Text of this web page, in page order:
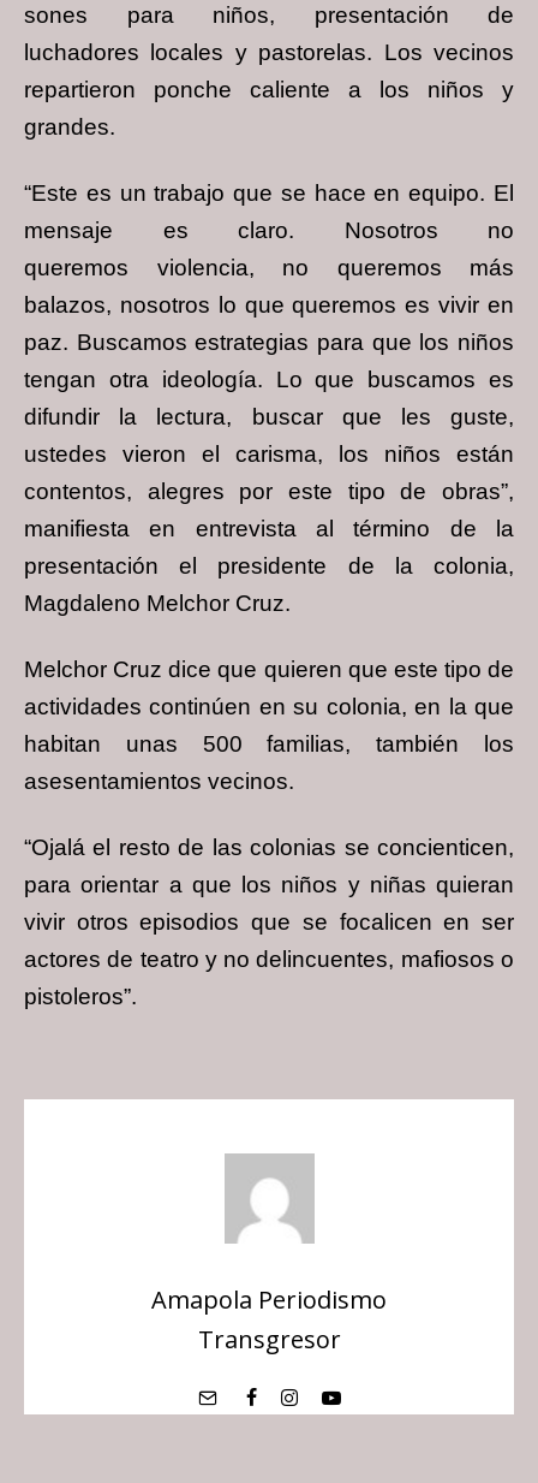
sones para niños, presentación de
luchadores locales y pastorelas. Los vecinos
repartieron ponche caliente a los niños y
grandes.
“Este es un trabajo que se hace en equipo. El
mensaje es claro. Nosotros no
queremos violencia, no queremos más
balazos, nosotros lo que queremos es vivir en
paz. Buscamosestrategias para que los niños
tengan otra ideología. Lo que buscamos es
difundir la lectura, buscar que les guste,
ustedes vieron el carisma, los niños están
contentos, alegres por este tipo de obras”,
manifiesta en entrevista al término de la
presentación el presidente de la colonia,
Magdaleno Melchor Cruz.
Melchor Cruz dice que quieren que este tipo de
actividades continúen en su colonia, en la que
habitan unas 500 familias, también los
asesentamientos vecinos.
“Ojalá el resto de las colonias se concienticen,
para orientar a que los niños y niñas quieran
vivir otros episodios que se focalicen en ser
actores de teatro y no delincuentes, mafiosos o
pistoleros”.
Amapola Periodismo
Transgresor